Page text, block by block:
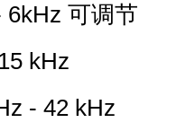
6kHz 可调节
kHz
- 42 kHz